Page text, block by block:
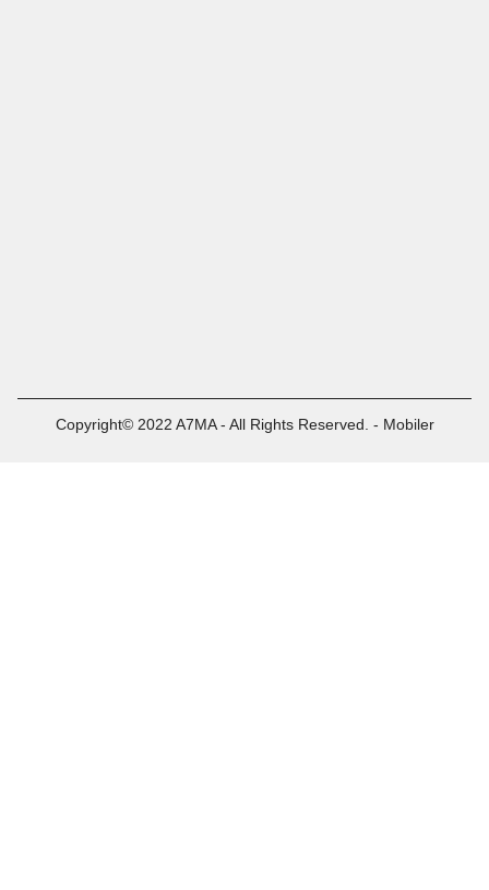
Copyright© 2022 A7MA - All Rights Reserved. - Mobiler